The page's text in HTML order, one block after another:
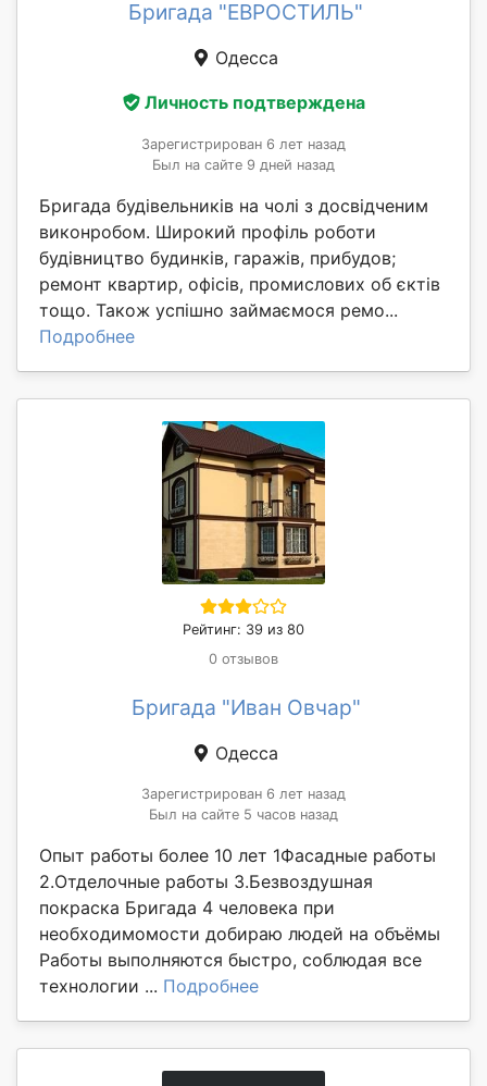
Бригада "ЕВРОСТИЛЬ"
Одесса
Личность подтверждена
Зарегистрирован 6 лет назад
Был на сайте 9 дней назад
Бригада будівельників на чолі з досвідченим
виконробом. Широкий профіль роботи
будівництво будинків, гаражів, прибудов;
ремонт квартир, офісів, промислових об єктів
тощо. Також успішно займаємося ремо...
Подробнее
Рейтинг: 39 из 80
0 отзывов
Бригада "Иван Овчар"
Одесса
Зарегистрирован 6 лет назад
Был на сайте 5 часов назад
Опыт работы более 10 лет 1Фасадные работы
2.Отделочные работы 3.Безвоздушная
покраска Бригада 4 человека при
необходимомости добираю людей на объёмы
Работы выполняются быстро, соблюдая все
технологии ... Подробнее